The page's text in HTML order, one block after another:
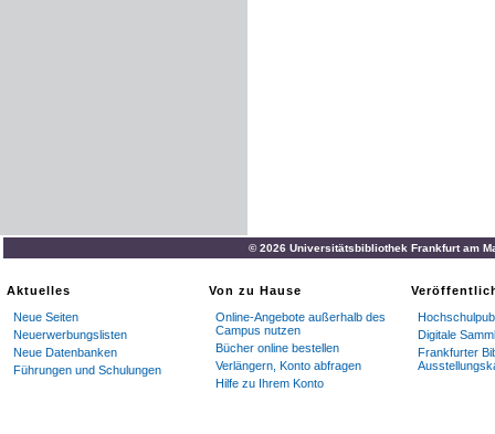
© 2026 Universitätsbibliothek Frankfurt am
Aktuelles
Neue Seiten
Neuerwerbungslisten
Neue Datenbanken
Führungen und Schulungen
Von zu Hause
Online-Angebote außerhalb des
Campus nutzen
Bücher online bestellen
Verlängern, Konto abfragen
Hilfe zu Ihrem Konto
Digitale
Frankfurter